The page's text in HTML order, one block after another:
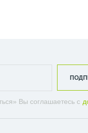
Вы соглашаетесь с